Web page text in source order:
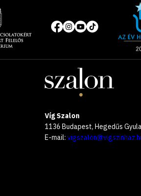
Közösségi
média
the
Víg Szalon
1136 Budapest, Hegedűs
E-mail: